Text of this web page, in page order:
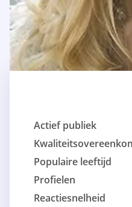
Actief publiek
Populaire leeftijd
Profielen
Reactiesnelheid